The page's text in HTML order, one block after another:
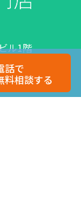
話で
料相談する
ル1階
日・祝日
1033